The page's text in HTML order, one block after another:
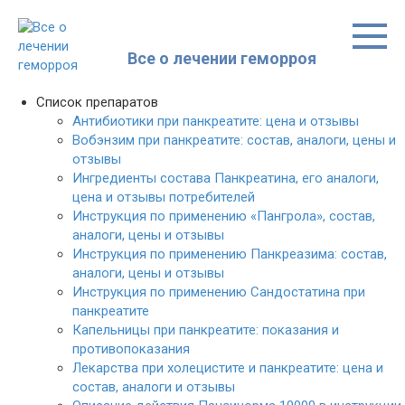
контенту
Все о лечении геморроя
Список препаратов
Антибиотики при панкреатите: цена и отзывы
Вобэнзим при панкреатите: состав, аналоги, цены и
отзывы
Ингредиенты состава Панкреатина, его аналоги,
цена и отзывы потребителей
Инструкция по применению «Пангрола», состав,
аналоги, цены и отзывы
Инструкция по применению Панкреазима: состав,
аналоги, цены и отзывы
Инструкция по применению Сандостатина при
панкреатите
Капельницы при панкреатите: показания и
противопоказания
Лекарства при холецистите и панкреатите: цена и
состав, аналоги и отзывы